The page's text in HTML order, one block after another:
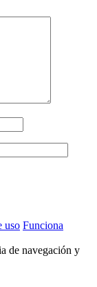
uso Funciona
de navegación y